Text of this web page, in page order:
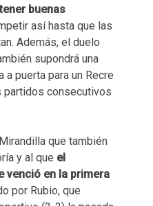
buenas
así hasta que las
Además, el duelo
supondrá una
a puerta para un Recre
partidos consecutivos
que también
y al que el
venció en la primera
por Rubio, que